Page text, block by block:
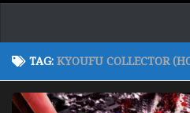
TAG: KYOUFU COLLECTOR